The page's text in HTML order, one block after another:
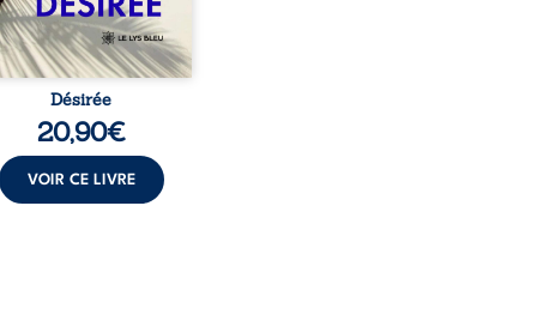
Désirée
20,90€
VOIR CE LIVRE